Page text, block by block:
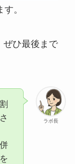
す。
ぜひ最後まで
ラボ長